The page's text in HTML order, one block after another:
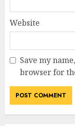
Website
Save my
browser for